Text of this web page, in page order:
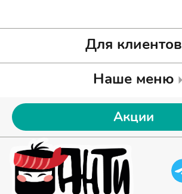
Для клиентов
Наше меню
Акции